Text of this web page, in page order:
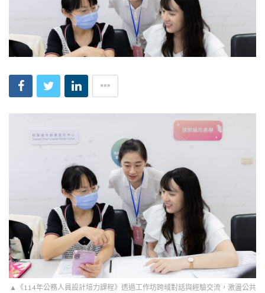
▲《114年公務人員設計培力課程》透過工作坊跨域對話與經驗交流，激盪公共